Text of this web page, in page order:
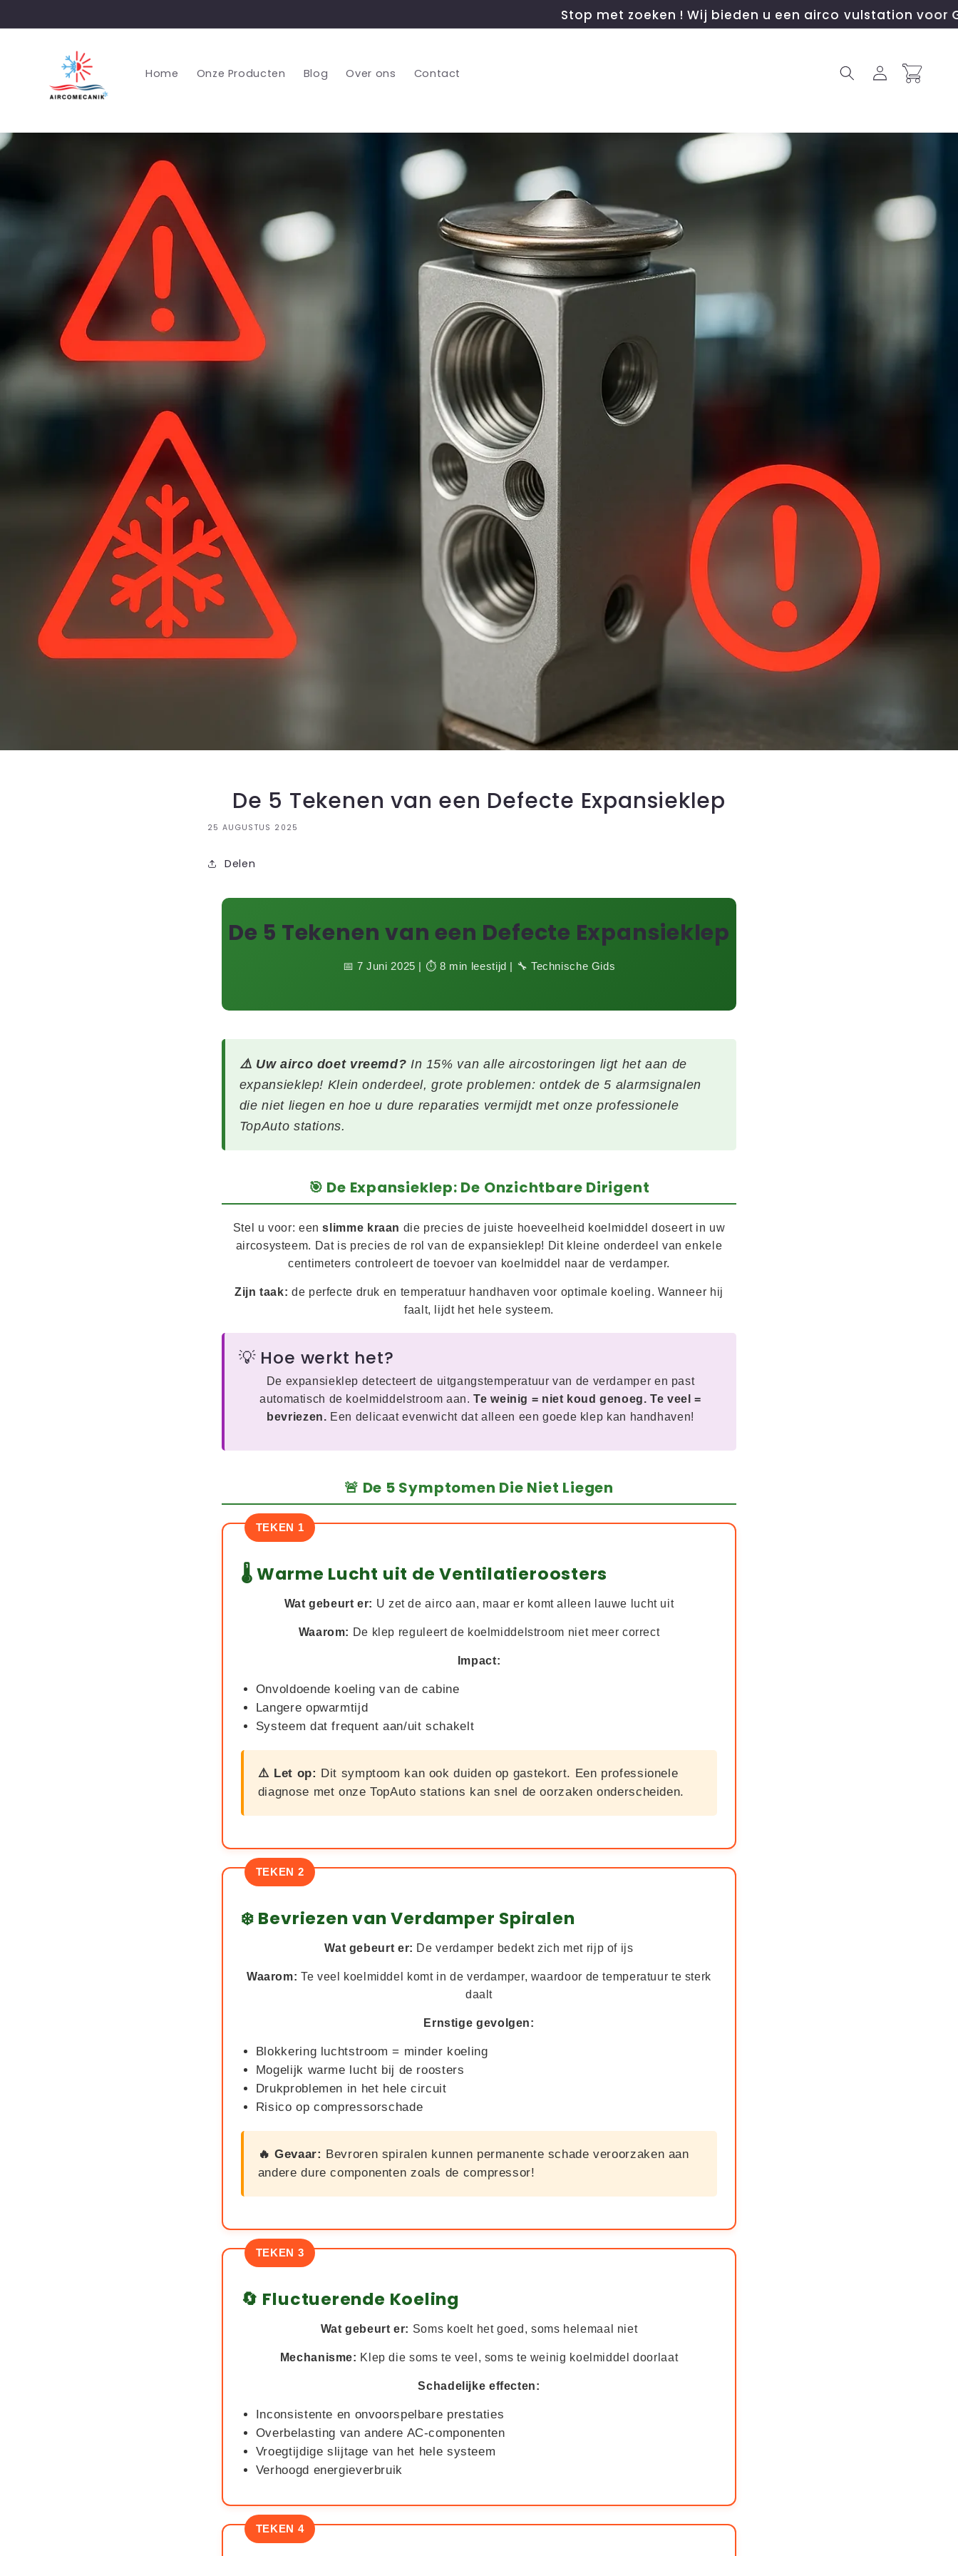
content
Stop met zoeken ! Wij bieden u een airco vulstation voor GAS
Home Onze Producten Blog Over ons Contact Inloggen
Winkelwagen
De 5 Tekenen van een Defecte Expansieklep
25 AUGUSTUS 2025
Delen
De 5 Tekenen van een Defecte Expansieklep
📅 7 Juni 2025 | ⏱️ 8 min leestijd | 🔧 Technische Gids
⚠️ Uw airco doet vreemd? In 15% van alle aircostoringen ligt het aan de
expansieklep! Klein onderdeel, grote problemen: ontdek de 5 alarmsignalen
die niet liegen en hoe u dure reparaties vermijdt met onze professionele
TopAuto stations.
🎯 De Expansieklep: De Onzichtbare Dirigent
Stel u voor: eenslimme kraan die precies de juiste hoeveelheid koelmiddel doseert in uw
aircosysteem. Dat is precies de rol van de expansieklep! Dit kleine onderdeel van enkele
centimeters controleert de toevoer van koelmiddel naar de verdamper.
Zijn taak: de perfecte druk en temperatuur handhaven voor optimale koeling. Wanneer hij
faalt, lijdt het hele systeem.
💡 Hoe werkt het?
De expansieklep detecteert de uitgangstemperatuur van de verdamper en past
automatisch de koelmiddelstroom aan.Te weinig = niet koud genoeg. Te veel =
bevriezen. Een delicaat evenwicht dat alleen een goede klep kan handhaven!
🚨 De 5 Symptomen Die Niet Liegen
TEKEN 1
🌡️ Warme Lucht uit de Ventilatieroosters
Wat gebeurt er: U zet de airco aan, maar er komt alleen lauwe lucht uit
Waarom: De klep reguleert de koelmiddelstroom niet meer correct
Impact:
Onvoldoende koeling van de cabine
Langere opwarmtijd
Systeem dat frequent aan/uit schakelt
⚠️ Let op: Dit symptoom kan ook duiden op gastekort. Een professionele
diagnose met onze TopAuto stations kan snel de oorzaken onderscheiden.
TEKEN 2
❄️ Bevriezen van Verdamper Spiralen
Wat gebeurt er: De verdamper bedekt zich met rijp of ijs
Waarom: Te veel koelmiddel komt in de verdamper, waardoor de temperatuur te sterk
daalt
Ernstige gevolgen:
Blokkering luchtstroom = minder koeling
Mogelijk warme lucht bij de roosters
Drukproblemen in het hele circuit
Risico op compressorschade
🔥 Gevaar: Bevroren spiralen kunnen permanente schade veroorzaken aan
andere dure componenten zoals de compressor!
TEKEN 3
🔄 Fluctuerende Koeling
Wat gebeurt er: Soms koelt het goed, soms helemaal niet
Mechanisme: Klep die soms te veel, soms te weinig koelmiddel doorlaat
Schadelijke effecten:
Inconsistente en onvoorspelbare prestaties
Overbelasting van andere AC-componenten
Vroegtijdige slijtage van het hele systeem
Verhoogd energieverbruik
TEKEN 4